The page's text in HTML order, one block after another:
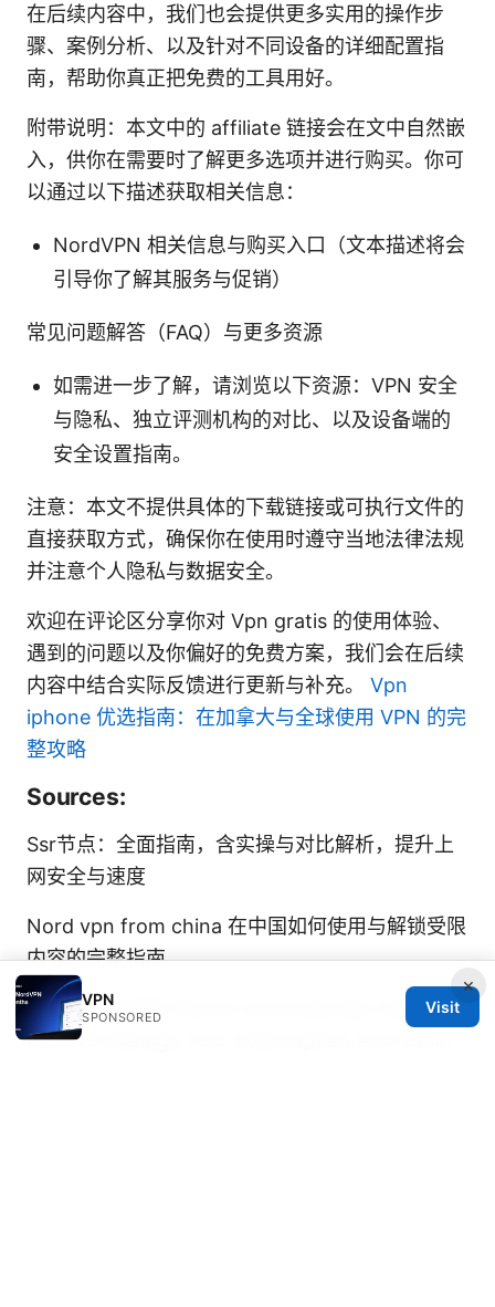
在后续内容中，我们也会提供更多实用的操作步
骤、案例分析、以及针对不同设备的详细配置指
南，帮助你真正把免费的工具用好。
附带说明：本文中的 affiliate 链接会在文中自然嵌
入，供你在需要时了解更多选项并进行购买。你可
以通过以下描述获取相关信息：
NordVPN 相关信息与购买入口（文本描述将会
引导你了解其服务与促销）
常见问题解答（FAQ）与更多资源
如需进一步了解，请浏览以下资源：VPN 安全
与隐私、独立评测机构的对比、以及设备端的
安全设置指南。
注意：本文不提供具体的下载链接或可执行文件的
直接获取方式，确保你在使用时遵守当地法律法规
并注意个人隐私与数据安全。
欢迎在评论区分享你对 Vpn gratis 的使用体验、
遇到的问题以及你偏好的免费方案，我们会在后续
内容中结合实际反馈进行更新与补充。 Vpn
iphone 优选指南：在加拿大与全球使用 VPN 的完
整攻略
Sources:
Ssr节点：全面指南，含实操与对比解析，提升上
网安全与速度
Nord vpn from china 在中国如何使用与解锁受限
内容的完整指南
Does NordVPN Renew Automatically Heres
How To Manage Your Subscription And Other
×
VPN
SPONSORED
Visit